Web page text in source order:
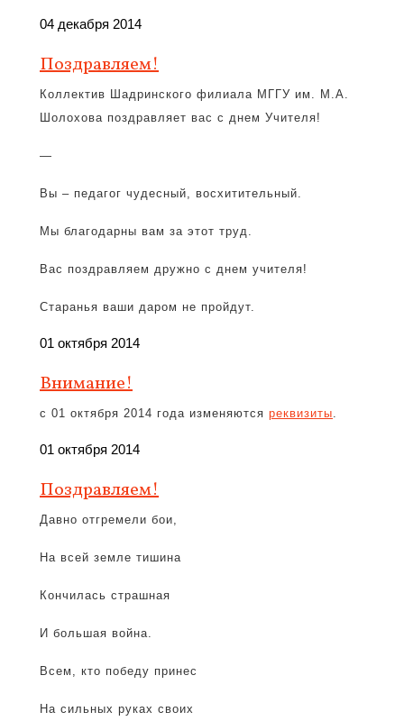
04 декабря 2014
Поздравляем!
Коллектив Шадринского филиала МГГУ им. М.А.
Шолохова поздравляет вас с днем Учителя!
—
Вы – педагог чудесный, восхитительный.
Мы благодарны вам за этот труд.
Вас поздравляем дружно с днем учителя!
Старанья ваши даром не пройдут.
01 октября 2014
Внимание!
с 01 октября 2014 года изменяются реквизиты.
01 октября 2014
Поздравляем!
Давно отгремели бои,
На всей земле тишина
Кончилась страшная
И большая война.
Всем, кто победу принес
На сильных руках своих